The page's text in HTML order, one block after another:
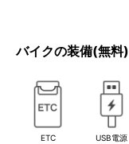
バイクの装備(無料)
ETC USB電源